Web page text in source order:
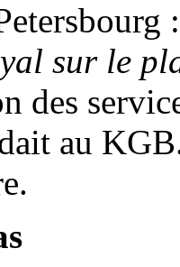
sur le
des
au